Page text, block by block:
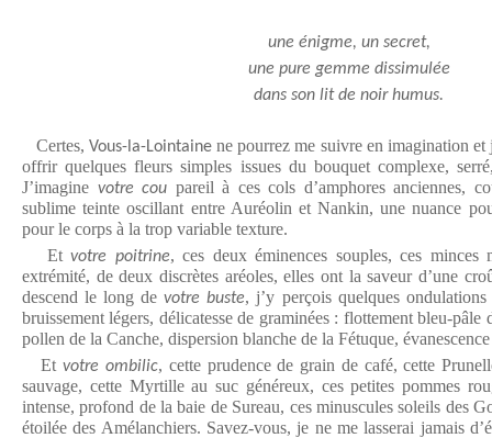
une énigme, un secret,
une pure gemme dissimulée
dans son lit de noir humus.
Certes, Vous-la-Lointainene pourrez me suivre en imagination et
offrir quelques fleurs simples issues du bouquet complexe,
J’imagine votre cou pareil à ces cols d’amphores anciennes,
sublime teinte oscillant entre Auréolin et Nankin, une nuance
pour le corps à la trop variable texture.
Etvotre poitrine, ces deux éminences souples, ces minces
extrémité, de deux discrètes aréoles, elles ont la saveur d’une
descend le long devotre buste, j’y perçois quelques
bruissement légers, délicatesse de graminées : flottement bleu-pâle
pollen de la Canche, dispersion blanche de la Fétuque,
Etvotre ombilic, cette prudence de grain de café, cette
sauvage, cette Myrtille au suc généreux, ces petites pommes
intense, profond de la baie de Sureau, ces minuscules soleils des
étoilée des Amélanchiers. Savez-vous, je ne me lasserai jamais